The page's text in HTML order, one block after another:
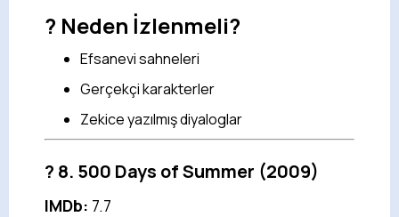
? Neden İzlenmeli?
Efsanevi sahneleri
Gerçekçi karakterler
Zekice yazılmış diyaloglar
? 8. 500 Days of Summer (2009)
IMDb: 7.7